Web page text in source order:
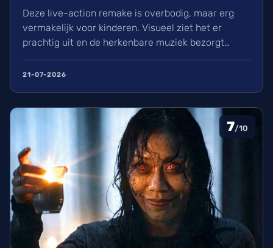
Deze live-action remake is overbodig, maar erg
vermakelijk voor kinderen. Visueel ziet het er
prachtig uit en de herkenbare muziek bezorgt
kippenvel. Hoewel de lore complex is, zorgt het
avontuur voor een heerlijke ervaring in de
21-07-2026
7/10